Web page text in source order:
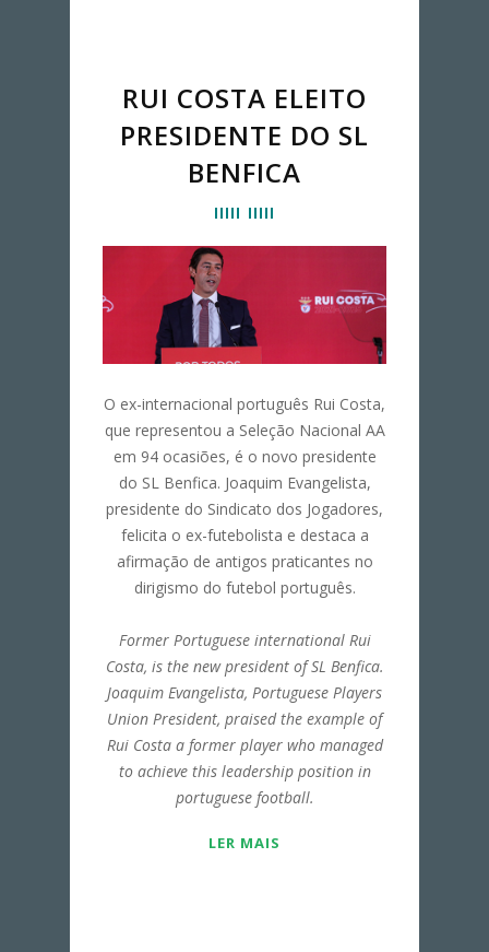
RUI COSTA ELEITO
PRESIDENTE DO SL
BENFICA
O ex-internacional português Rui Costa,
que representou a Seleção Nacional AA
em 94 ocasiões, é o novo presidente
do SL Benfica. Joaquim Evangelista,
presidente do Sindicato dos Jogadores,
felicita o ex-futebolista e destaca a
afirmação de antigos praticantes no
dirigismo do futebol português.
Former Portuguese international Rui
Costa, is the new president of SL Benfica.
Joaquim Evangelista, Portuguese Players
Union President, praised the example of
Rui Costa a former player who managed
to achieve this leadership position in
portuguese football.
LER MAIS